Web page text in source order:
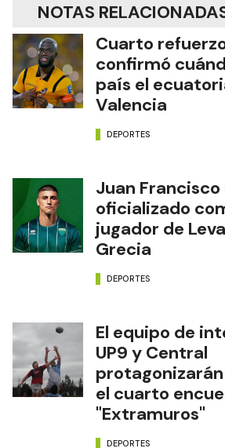
NOTAS
Cuarto
confirmó
país el
Valencia
DEPORTES
Juan Francisco
oficializado
jugador de
Grecia
DEPORTES
El equipo de
UP9 y Central
el cuarto
"Extramuros"
DEPORTES